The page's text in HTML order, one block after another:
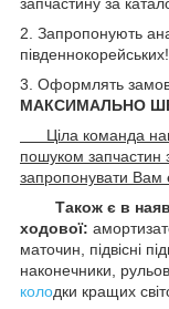
2. Запропонують
3. Оформлять
МАКСИМАЛЬНО
Ціла команда
пошуком запчастин
запропонувати Вам
Також є в
ходової:
маточин, підвісні
наконечники,
колодки кращих